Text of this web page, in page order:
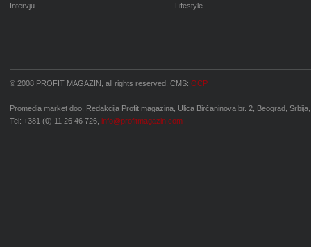
Intervju
Lifestyle
© 2008 PROFIT MAGAZIN, all rights reserved. CMS: OCP
Promedia market doo, Redakcija Profit magazina, Ulica Birčaninova br. 2, Beograd, Srbija,
Tel: +381 (0) 11 26 46 726, info@profitmagazin.com